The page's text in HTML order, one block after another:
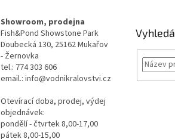
Showroom, prodejna
Fish&Pond Showstone Park
Doubecká 130, 25162 Mukařov
- Žernovka
tel.: 774 303 606
email.: info@vodnikralovstvi.cz
Otevírací doba, prodej, výdej
objednávek:
pondělí - čtvrtek 8,00-17,00
pátek 8,00-15,00